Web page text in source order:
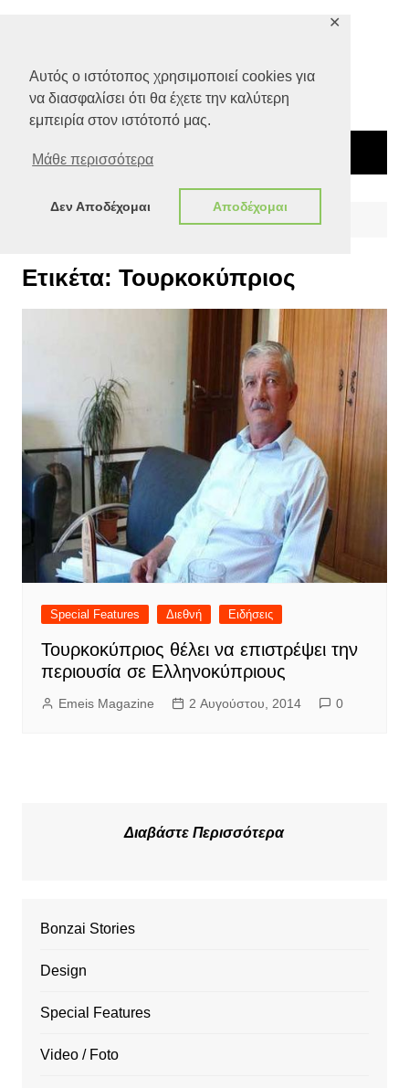
Αυτός ο ιστότοπος χρησιμοποιεί cookies για
να διασφαλίσει ότι θα έχετε την καλύτερη
εμπειρία στον ιστότοπό μας.
Μάθε περισσότερα
Δεν Αποδέχομαι Αποδέχομαι
✕
Τουρκοκύπριος
Ετικέτα: Τουρκοκύπριος
Special Features Διεθνή Ειδήσεις
Τουρκοκύπριος θέλει να επιστρέψει την
περιουσία σε Ελληνοκύπριους
Emeis Magazine 2 Αυγούστου, 2014 0
Διαβάστε Περισσότερα
Bonzai Stories
Design
Special Features
Video / Foto